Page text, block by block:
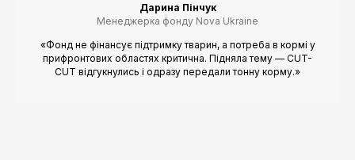
Дарина Пінчук
Менеджерка фонду Nova Ukraine
«Фонд не фінансує підтримку тварин, а потреба в кормі у
прифронтових областях критична. Підняла тему — CUT-
CUT відгукнулись і одразу передали тонну корму.»